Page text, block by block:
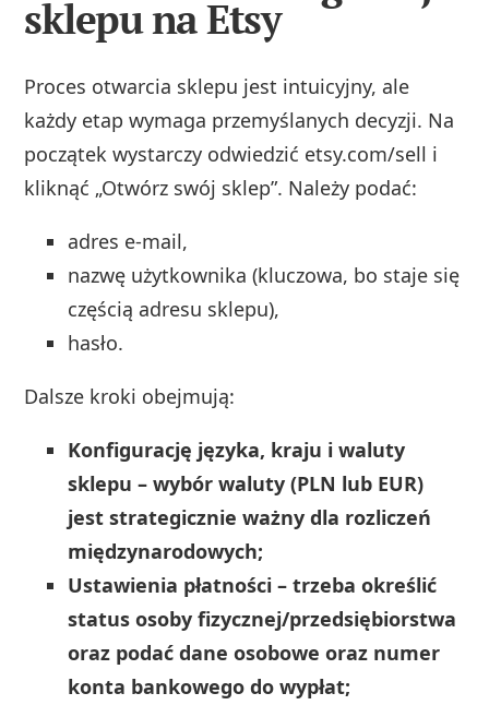
sklepu na Etsy
Proces otwarcia sklepu jest intuicyjny, ale
każdy etap wymaga przemyślanych decyzji. Na
początek wystarczy odwiedzić etsy.com/sell i
kliknąć „Otwórz swój sklep”. Należy podać:
adres e-mail,
nazwę użytkownika (kluczowa, bo staje się
częścią adresu sklepu),
hasło.
Dalsze kroki obejmują:
Konfigurację języka, kraju i waluty
sklepu – wybór waluty (PLN lub EUR)
jest strategicznie ważny dla rozliczeń
międzynarodowych;
Ustawienia płatności – trzeba określić
status osoby fizycznej/przedsiębiorstwa
oraz podać dane osobowe oraz numer
konta bankowego do wypłat;